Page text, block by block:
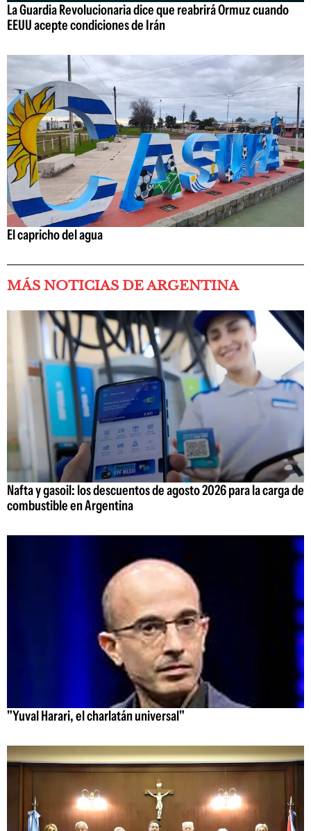
La Guardia Revolucionaria dice que reabrirá Ormuz cuando
EEUU acepte condiciones de Irán
El capricho del agua
MÁS NOTICIAS DE ARGENTINA
Nafta y gasoil: los descuentos de agosto 2026 para la carga de
combustible en Argentina
"Yuval Harari, el charlatán universal"